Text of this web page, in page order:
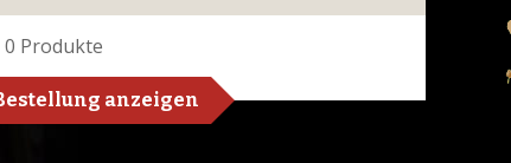
0 Produkte
anzeigen